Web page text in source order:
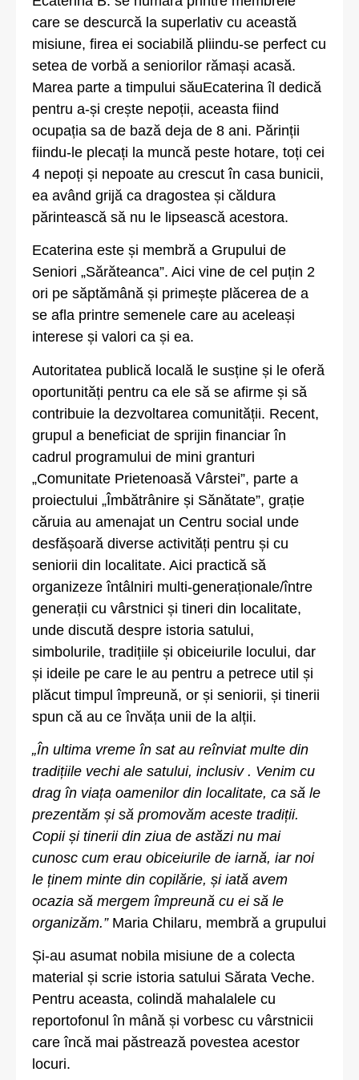
care se descurcă la superlativ cu această
misiune, firea ei sociabilă pliindu-se perfect cu
setea de vorbă a seniorilor rămași acasă.
Marea parte a timpului săuEcaterina îl dedică
pentru a-și crește nepoții, aceasta fiind
ocupația sa de bază deja de 8 ani. Părinții
fiindu-le plecați la muncă peste hotare, toți cei
4 nepoți și nepoate au crescut în casa bunicii,
ea având grijă ca dragostea și căldura
părintească să nu le lipsească acestora.
Ecaterina este și membră a Grupului de
Seniori „Sărăteanca”. Aici vine de cel puțin 2
ori pe săptămână și primește plăcerea de a
se afla printre semenele care au aceleași
interese și valori ca și ea.
Autoritatea publică locală le susține și le oferă
oportunități pentru ca ele să se afirme și să
contribuie la dezvoltarea comunității. Recent,
grupul a beneficiat de sprijin financiar în
cadrul programului de mini granturi
„Comunitate Prietenoasă Vârstei”, parte a
proiectului „Îmbătrânire și Sănătate”, grație
căruia au amenajat un Centru social unde
desfășoară diverse activități pentru și cu
seniorii din localitate. Aici practică să
organizeze întâlniri multi-generaționale/între
generații cu vârstnici și tineri din localitate,
unde discută despre istoria satului,
simbolurile, tradițiile și obiceiurile locului, dar
și ideile pe care le au pentru a petrece util și
plăcut timpul împreună, or și seniorii, și tinerii
spun că au ce învăța unii de la alții.
„În ultima vreme în sat au reînviat multe din
tradițiile vechi ale satului, inclusiv . Venim cu
drag în viața oamenilor din localitate, ca să le
prezentăm și să promovăm aceste tradiții.
Copii și tinerii din ziua de astăzi nu mai
cunosc cum erau obiceiurile de iarnă, iar noi
le ținem minte din copilărie, și iată avem
ocazia să mergem împreună cu ei să le
organizăm.”Maria Chilaru, membră a grupului
Și-au asumat nobila misiune de a colecta
material și scrie istoria satului Sărata Veche.
Pentru aceasta, colindă mahalalele cu
reportofonul în mână și vorbesc cu vârstnicii
care încă mai păstrează povestea acestor
locuri.